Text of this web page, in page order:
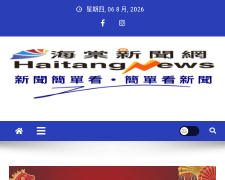
星期四, 06 8 月, 2026